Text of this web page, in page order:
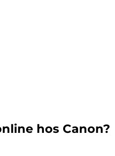
hos Canon?